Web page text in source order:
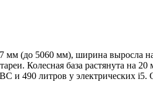
мм (до 5060 мм), ширина
Колесная база растянута на
490 литров у электрических i5.